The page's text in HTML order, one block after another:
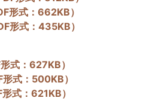
形式：662KB）
形式：435KB）
式：627KB）
式：500KB）
式：621KB）